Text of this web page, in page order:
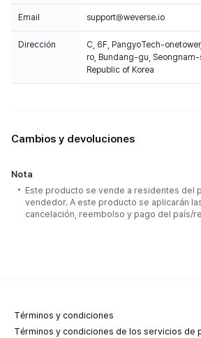
Email support@weverse.io
Dirección
C, 6F, PangyoTech-
ro, Bundang-gu,
Republic of Korea
Cambios y devoluciones
Nota
Este producto se vende a residentes del
vendedor. A este producto se aplicarán
cancelación, reembolso y pago del país/
Términos y condiciones
Términos y condiciones de los servicios de